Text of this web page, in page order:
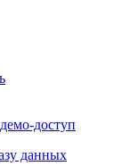
демо-доступ
данных